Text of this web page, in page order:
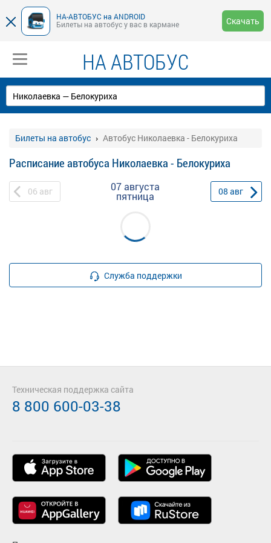
НА-АВТОБУС на ANDROID
Билеты на автобус у вас в кармане
Скачать
НА АВТОБУС
Билеты на автобус Автобус Николаевка - Белокуриха
Расписание автобуса Николаевка - Белокуриха
06 авг 07 августа
пятница 08 авг
Служба поддержки
Техническая поддержка сайта
8 800 600-03-38